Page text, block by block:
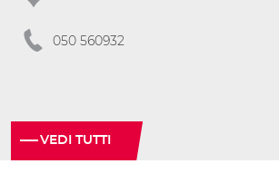
050 560932
VEDI TUTTI